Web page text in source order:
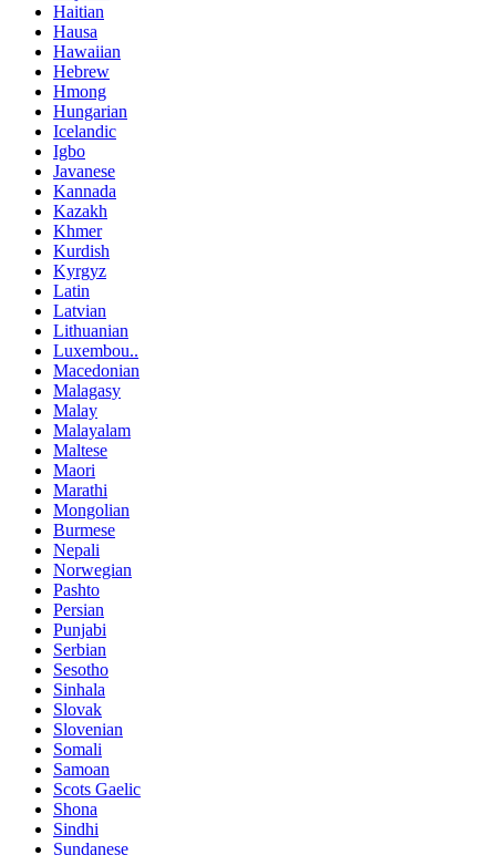
Haitian
Hausa
Hawaiian
Hebrew
Hmong
Hungarian
Icelandic
Igbo
Javanese
Kannada
Kazakh
Khmer
Kurdish
Kyrgyz
Latin
Latvian
Lithuanian
Luxembou..
Macedonian
Malagasy
Malay
Malayalam
Maltese
Maori
Marathi
Mongolian
Burmese
Nepali
Norwegian
Pashto
Persian
Punjabi
Serbian
Sesotho
Sinhala
Slovak
Slovenian
Somali
Samoan
Scots Gaelic
Shona
Sindhi
Sundanese